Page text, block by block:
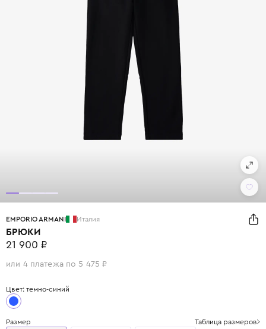
EMPORIO ARMANI Италия
БРЮКИ
21 900 ₽
или 4 платежа по 5 475 ₽
Цвет: темно-синий
Размер Таблица размеров